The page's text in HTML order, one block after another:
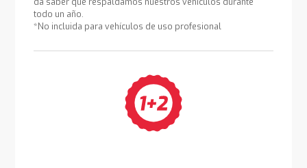
todo un año.
*No incluida para vehículos de uso profesional